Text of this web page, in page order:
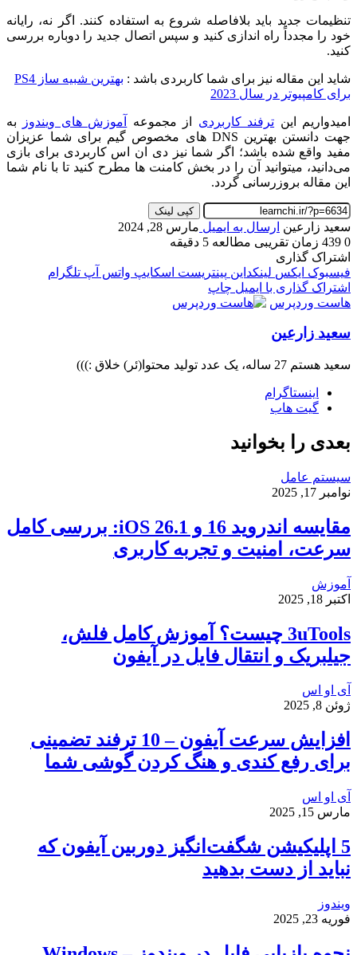
تنظیمات جدید باید بلافاصله شروع به استفاده کنند. اگر نه، رایانه
خود را مجدداً راه اندازی کنید و سپس اتصال جدید را دوباره بررسی
کنید.
شاید این مقاله نیز برای شما کاربردی باشد :
بهترین شبیه ساز PS4
برای کامپیوتر در سال 2023
امیدواریم این ترفند کاربردی از مجموعه آموزش های ویندوز
به
جهت دانستن بهترین DNS های مخصوص گیم برای شما عزیزان
مفید واقع شده باشد؛ اگر شما نیز دی ان اس کاربردی برای بازی
می‌دانید، میتوانید آن را در بخش کامنت ها مطرح کنید تا با نام شما
این مقاله بروزرسانی گردد.
کپی لینک
سعید زارعین ارسال به ایمیل مارس 28, 2024
0
زمان تقریبی مطالعه 5 دقیقه
اشتراک گذاری
فیسبوک ایکس لینکداین پینتریست اسکایپ واتس آپ تلگرام
اشتراک گذاری با ایمیل چاپ
هاست وردپرس
سعید زارعین
سعید هستم 27 ساله، یک عدد تولید محتوا(ئر) خلاق :)))
اینستاگرام
گیت ‌هاب
بعدی را بخوانید
سیستم عامل
نوامبر 17, 2025
مقایسه اندروید 16 و iOS 26.1: بررسی کامل
سرعت، امنیت و تجربه کاربری
آموزش
اکتبر 18, 2025
3uTools چیست؟ آموزش کامل فلش،
جیلبریک و انتقال فایل در آیفون
آی او اس
ژوئن 8, 2025
افزایش سرعت آیفون – 10 ترفند تضمینی
برای رفع کندی و هنگ کردن گوشی شما
آی او اس
مارس 15, 2025
5 اپلیکیشن شگفت‌انگیز دوربین آیفون که
نباید از دست بدهید
ویندوز
فوریه 23, 2025